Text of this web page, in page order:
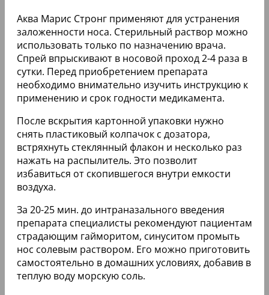
Аква Марис Стронг применяют для устранения
заложенности носа. Стерильный раствор можно
использовать только по назначению врача.
Спрей впрыскивают в носовой проход 2-4 раза в
сутки. Перед приобретением препарата
необходимо внимательно изучить инструкцию к
применению и срок годности медикамента.
После вскрытия картонной упаковки нужно
снять пластиковый колпачок с дозатора,
встряхнуть стеклянный флакон и несколько раз
нажать на распылитель. Это позволит
избавиться от скопившегося внутри емкости
воздуха.
За 20-25 мин. до интраназального введения
препарата специалисты рекомендуют пациентам
страдающим гайморитом, синуситом промыть
нос солевым раствором. Его можно приготовить
самостоятельно в домашних условиях, добавив в
теплую воду морскую соль.